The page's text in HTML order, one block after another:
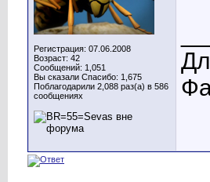
Регистрация: 07.06.2008
Возраст: 42
Сообщений: 1,051
Вы сказали Спасибо: 1,675
Поблагодарили 2,088 раз(а) в 586
сообщениях